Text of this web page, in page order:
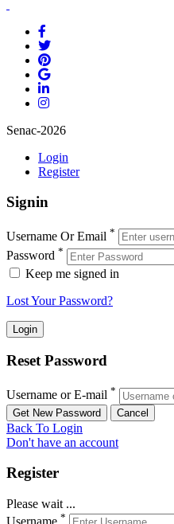
Senac-2026
Login
Register
Signin
Username Or Email *
Password *
Keep me signed in
Lost Your Password?
Reset Password
Username or E-mail *
Back To Login
Don't have an account
Register
Please wait ...
*